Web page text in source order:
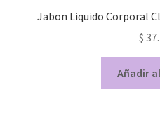
Jabon Liquido Corporal
$
Añadir